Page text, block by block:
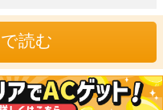
ルキュリア3 名もなき誓い
）他多数。精緻な描写と、
読む